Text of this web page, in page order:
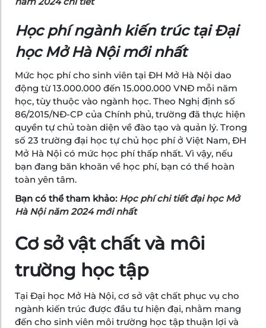
Học phí ngành kiến trúc tại Đại
học Mở Hà Nội mới nhất
Mức học phí cho sinh viên tại ĐH Mở Hà Nội dao
động từ 13.000.000 đến 15.000.000 VNĐ mỗi năm
học, tùy thuộc vào ngành học. Theo Nghị định số
86/2015/NĐ-CP của Chính phủ, trường đã thực hiện
quyền tự chủ toàn diện về đào tạo và quản lý. Trong
số 23 trường đại học tự chủ học phí ở Việt Nam, ĐH
Mở Hà Nội có mức học phí thấp nhất. Vì vậy, nếu
bạn đang băn khoăn về học phí, bạn có thể hoàn
toàn yên tâm.
Bạn có thể tham khảo: Học phí chi tiết đại học Mở
Hà Nội năm 2024 mới nhất
Cơ sở vật chất và môi
trường học tập
Tại Đại học Mở Hà Nội, cơ sở vật chất phục vụ cho
ngành kiến trúc được đầu tư hiện đại, nhằm mang
đến cho sinh viên môi trường học tập thuận lợi và